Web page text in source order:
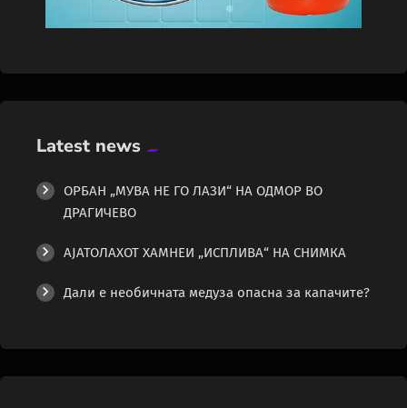
Latest news
ОРБАН „МУВА НЕ ГО ЛАЗИ“ НА ОДМОР ВО
ДРАГИЧЕВО
АЈАТОЛАХОТ ХАМНЕИ „ИСПЛИВА“ НА СНИМКА
Дали е необичната медуза опасна за капачите?